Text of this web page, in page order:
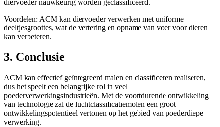
diervoeder nauwkeurig worden geclassificeerd.
Voordelen: ACM kan diervoeder verwerken met uniforme
deeltjesgroottes, wat de vertering en opname van voer voor dieren
kan verbeteren.
3. Conclusie
ACM kan effectief geïntegreerd malen en classificeren realiseren,
dus het speelt een belangrijke rol in veel
poederverwerkingsindustrieën. Met de voortdurende ontwikkeling
van technologie zal de luchtclassificatiemolen een groot
ontwikkelingspotentieel vertonen op het gebied van poederdiepe
verwerking.